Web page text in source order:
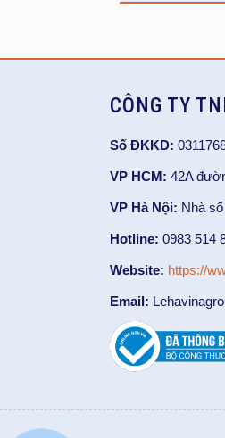
CÔNG TY
Số ĐKKD:
VP HCM: 42A
VP Hà Nội: Nhà
Hotline: 0983 514
Website: https://
Email: